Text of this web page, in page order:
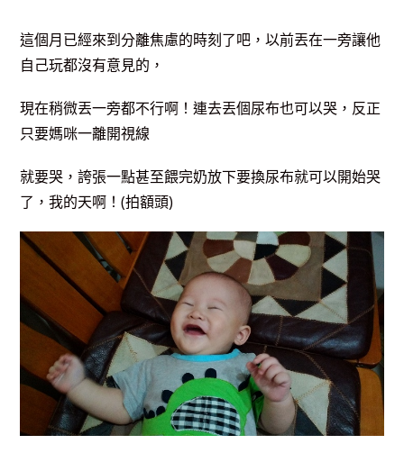
這個月已經來到分離焦慮的時刻了吧，以前丟在一旁讓他
自己玩都沒有意見的，
現在稍微丟一旁都不行啊！連去丟個尿布也可以哭，反正
只要媽咪一離開視線
就要哭，誇張一點甚至餵完奶放下要換尿布就可以開始哭
了，我的天啊！(拍額頭)